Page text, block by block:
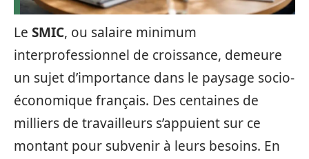
Le SMIC, ou salaire minimum
interprofessionnel de croissance, demeure
un sujet d’importance dans le paysage socio-
économique français. Des centaines de
milliers de travailleurs s’appuient sur ce
montant pour subvenir à leurs besoins. En